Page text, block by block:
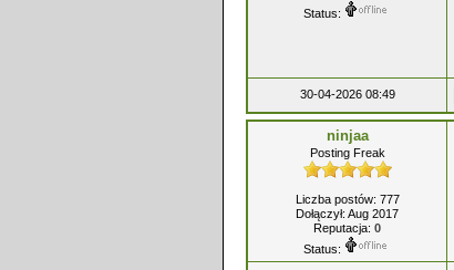
Status:
30-04-2026 08:49
ninjaa
Posting Freak
Liczba postów: 777
Dołączył: Aug 2017
Reputacja: 0
Status: